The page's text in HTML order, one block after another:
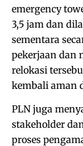
emergency
3,5 jam dan
sementara
pekerjaan dan
relokasi
kembali aman
PLN juga
stakeholder
proses